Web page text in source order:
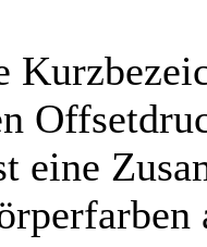
eine